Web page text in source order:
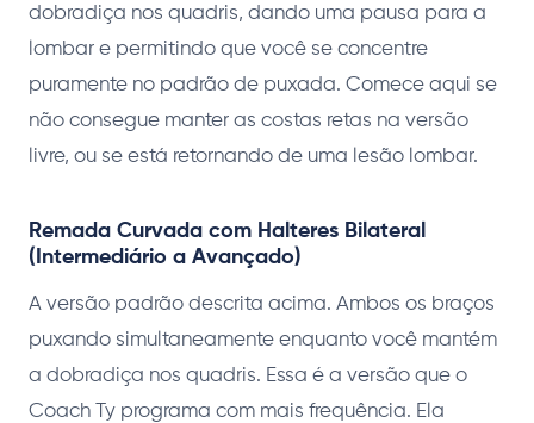
dobradiça nos quadris, dando uma pausa para a
lombar e permitindo que você se concentre
puramente no padrão de puxada. Comece aqui se
não consegue manter as costas retas na versão
livre, ou se está retornando de uma lesão lombar.
Remada Curvada com Halteres Bilateral
(Intermediário a Avançado)
A versão padrão descrita acima. Ambos os braços
puxando simultaneamente enquanto você mantém
a dobradiça nos quadris. Essa é a versão que o
Coach Ty programa com mais frequência. Ela